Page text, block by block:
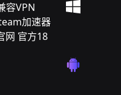
容VPN
加速器
网 官方18